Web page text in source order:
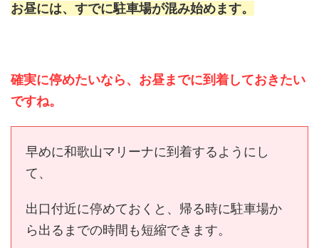
お昼には、すでに駐車場が混み始めます。
確実に停めたいなら、お昼までに到着しておきたい
ですね。
早めに和歌山マリーナに到着するようにし
て、
出口付近に停めておくと、帰る時に駐車場か
ら出るまでの時間も短縮できます。